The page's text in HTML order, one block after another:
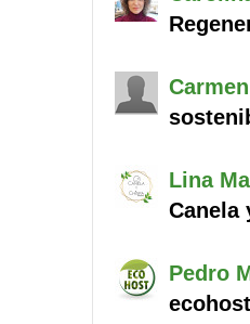
Carmen
Lina
Canela
Pedro
ecohost